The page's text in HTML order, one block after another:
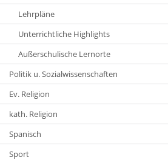
Lehrpläne
Unterrichtliche Highlights
Außerschulische Lernorte
Politik u. Sozialwissenschaften
Ev. Religion
kath. Religion
Spanisch
Sport